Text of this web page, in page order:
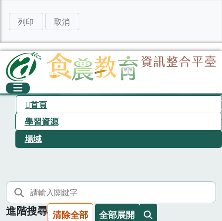
列印 取消
首頁
學習資源
場域
進階搜尋 清除全部 全部展開